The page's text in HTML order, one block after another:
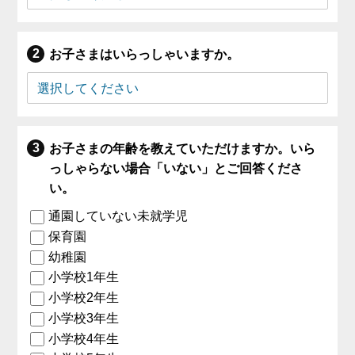
お子さまはいらっしゃいますか。
お子さまの年齢を教えていただけますか。いら
っしゃらない場合「いない」とご回答くださ
い。
通園していない未就学児
保育園
幼稚園
小学校1年生
小学校2年生
小学校3年生
小学校4年生